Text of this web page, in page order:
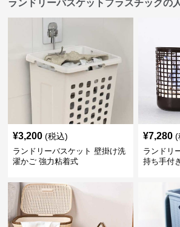
ランドリーバスケットプラスチックの
¥3,200 (税込)
ランドリーバスケット 壁掛け洗
濯かご 強力粘着式
¥7,280 (
ランドリ
持ち手付